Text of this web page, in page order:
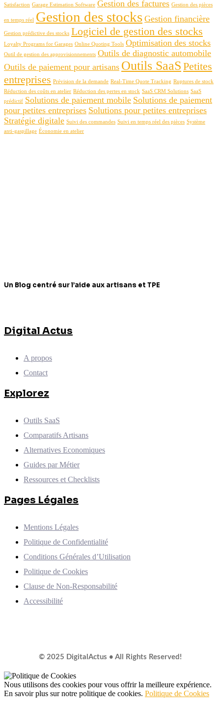
Satisfaction Garage Estimation Software Gestion des factures Gestion des pièces
en temps réel Gestion des stocks Gestion financière
Gestion prédictive des stocks Logiciel de gestion des stocks
Loyalty Programs for Garages Online Quoting Tools Optimisation des stocks
Outil de gestion des approvisionnements Outils de diagnostic automobile
Outils de paiement pour artisans Outils SaaS Petites
entreprises Prévision de la demande Real-Time Quote Tracking Ruptures de stock
Réduction des coûts en atelier Réduction des pertes en stock SaaS CRM Solutions SaaS
prédictif Solutions de paiement mobile Solutions de paiement
pour petites entreprises Solutions pour petites entreprises
Stratégie digitale Suivi des commandes Suivi en temps réel des pièces Système
anti-gaspillage Économie en atelier
Un Blog centré sur l’aide aux artisans et TPE
Digital Actus
A propos
Contact
Explorez
Outils SaaS
Comparatifs Artisans
Alternatives Economiques
Guides par Métier
Ressources et Checklists
Pages Légales
Mentions Légales
Politique de Confidentialité
Conditions Générales d’Utilisation
Politique de Cookies
Clause de Non-Responsabilité
Accessibilité
© 2025 DigitalActus • All Rights Reserved!
Nous utilisons des cookies pour vous offrir la meilleure expérience.
En savoir plus sur notre politique de cookies. Politique de Cookies